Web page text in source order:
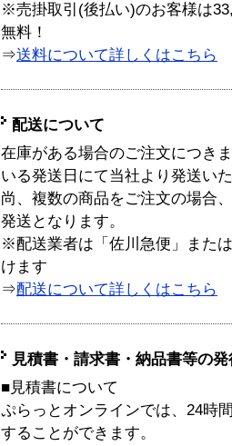
※売掛取引(後払い)のお客様は
無料！
⇒送料について詳しくはこちら
配送について
在庫がある場合のご注文につき
いる発送日にて当社より発送い
尚、複数の商品をご注文の場合
発送となります。
※配送業者は「佐川急便」また
けます
⇒配送について詳しくはこちら
見積書・請求書・納品書等の
■見積書について
ぷらっとオンラインでは、24時
することができます。